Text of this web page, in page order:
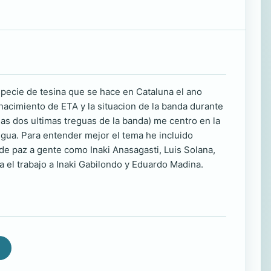
de tesina que se hace en Cataluna el ano
de ETA y la situacion de la banda durante
dos ultimas treguas de la banda) me centro en la
Para entender mejor el tema he incluido
paz a gente como Inaki Anasagasti, Luis Solana,
trabajo a Inaki Gabilondo y Eduardo Madina.